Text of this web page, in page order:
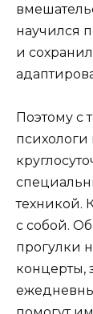
научился
и
Поэтому с
психологи
техникой.
с собой.
прогулки
концерты,